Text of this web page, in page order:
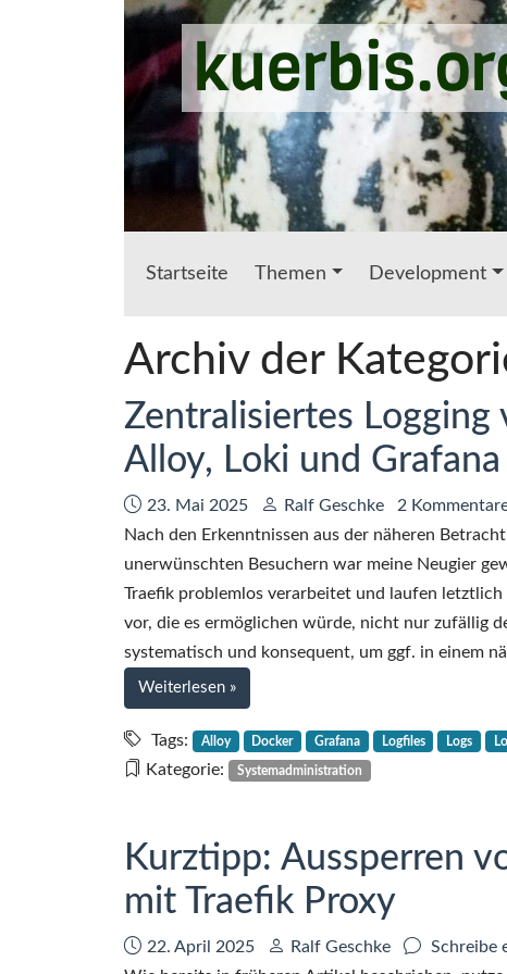
Zum Hauptinhalt springen
Startseite Themen Development
Archiv der
Zentralisiertes
Alloy, Loki und Grafana
Datum:
23. Mai 2025 Autor:
Ralf Geschke
2
Nach den Erkenntnissen aus der näheren
unerwünschten Besuchern war meine Neugier
Traefik problemlos verarbeitet und laufen letztlich
vor, die es ermöglichen würde, nicht nur zufällig
systematisch und konsequent, um ggf. in einem
Weiterlesen bei
Zentralisiertes
Logging
von
Alloy,
Loki
Grafana
»
Tags: Alloy Docker Grafana Logfiles Logs
Kategorie: Systemadministration
Kurztipp: Aussperren
mit Traefik Proxy
Datum:
22. April 2025 Autor:
Ralf Geschke Schreibe